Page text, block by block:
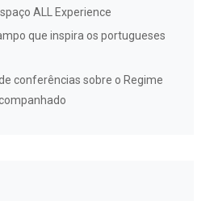
ALL Experience
que inspira os portugueses
conferências sobre o Regime